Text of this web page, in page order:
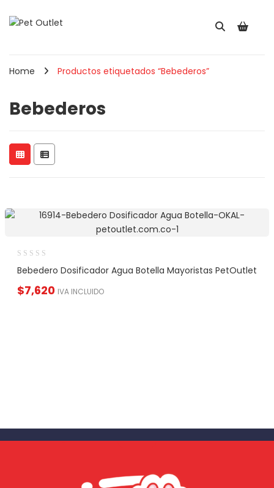
Home Productos etiquetados “Bebederos”
Bebederos
Bebedero Dosificador Agua Botella Mayoristas PetOutlet
$7,620 IVA INCLUIDO